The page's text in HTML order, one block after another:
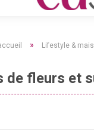
» Lifestyle &
de fleurs et